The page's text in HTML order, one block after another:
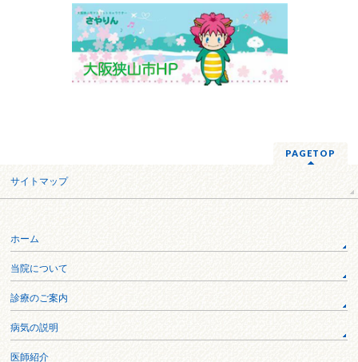
PAGETOP
サイトマップ
ホーム
当院について
診療のご案内
病気の説明
医師紹介